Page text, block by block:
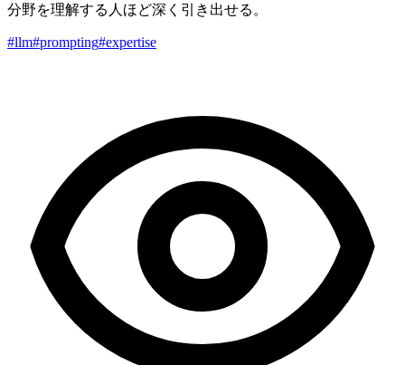
分野を理解する人ほど深く引き出せる。
#llm#prompting#expertise